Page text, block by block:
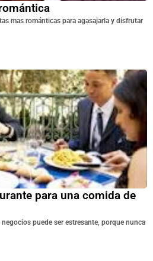
mas románticas para agasajarla y disfrutar
para una comida de
puede ser estresante, porque nunca